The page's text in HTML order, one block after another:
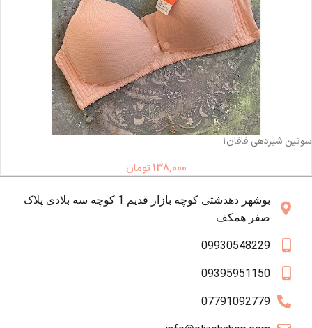
سوتین شیردهی فافان۱
138,000 تومان
بوشهر دهدشتی کوچه بازار قدیم 1 کوچه سه بلادی پلاک
صفر همکف
09930548229
09395951150
07791092779